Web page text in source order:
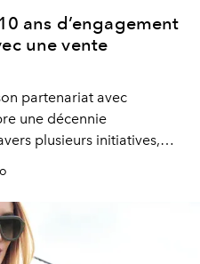
ans d’engagement
une vente
partenariat avec
une décennie
plusieurs initiatives,
du Louis
profit intégral de